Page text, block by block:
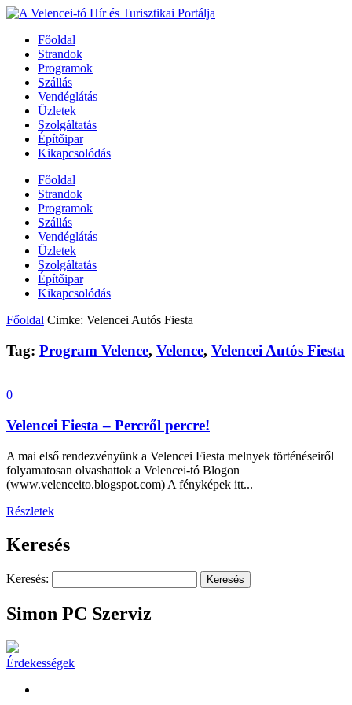
Főoldal
Strandok
Programok
Szállás
Vendéglátás
Üzletek
Szolgáltatás
Építőipar
Kikapcsolódás
Főoldal
Strandok
Programok
Szállás
Vendéglátás
Üzletek
Szolgáltatás
Építőipar
Kikapcsolódás
Főoldal Cimke: Velencei Autós Fiesta
Tag: Program Velence, Velence, Velencei Autós Fiesta
0
Velencei Fiesta – Percről percre!
A mai első rendezvényünk a Velencei Fiesta melnyek történéseiről
folyamatosan olvashattok a Velencei-tó Blogon
(www.velenceito.blogspot.com) A fényképek itt...
Részletek
Keresés
Keresés:
Simon PC Szerviz
Érdekességek